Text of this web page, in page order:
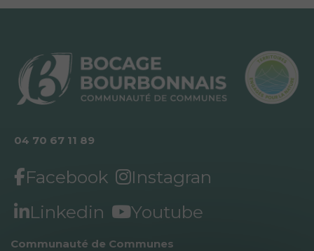
04 70 67 11 89
Facebook
Instagran
Linkedin
Youtube
Communauté de Communes